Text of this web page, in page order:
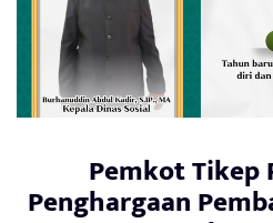
Pemkot Tikep
Penghargaan